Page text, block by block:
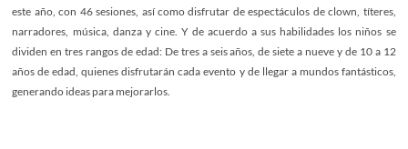
este año, con 46 sesiones, así como disfrutar de espectáculos de clown, títeres,
narradores, música, danza y cine. Y de acuerdo a sus habilidades los niños se
dividen en tres rangos de edad: De tres a seis años, de siete a nueve y de 10 a 12
años de edad, quienes disfrutarán cada evento y de llegar a mundos fantásticos,
generando ideas para mejorarlos.